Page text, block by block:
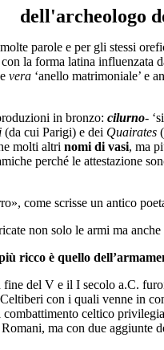
dell'archeologo
parole e per gli stessi
la forma latina influenzata
vera ‘anello matrimoniale’ e
in bronzo: cilurno-
(da cui Parigi) e dei Quairates
molti altri nomi di vasi, ma
perché le attestazione
come scrisse un antico
non solo le armi ma anche
ricco è quello
del V e il I secolo a.C.
con i quali venne in
celtico
ma con due aggiunte